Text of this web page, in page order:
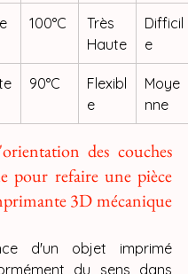
100°C
Très
Haute
Difficil
e
90°C
Flexibl
e
Moye
nne
des couches
pour refaire une pièce
3D mécanique
d'un objet imprimé
du sens dans